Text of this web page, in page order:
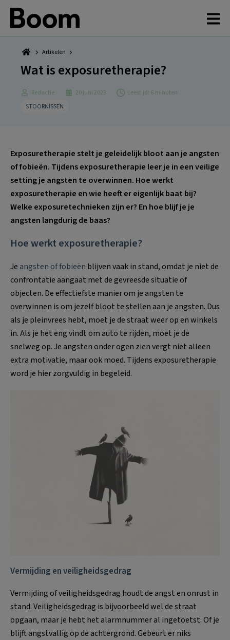
Spring
naar
hoofdnavigatie
Door
naar
hoofd
Spring
naar
eerste
sidebar
Spring
naar
voettekst
Artikelen
Wat is exposuretherapie?
Redactie 20 juni 2023
Leestijd: 6 minuten
STOORNISSEN
Exposuretherapie stelt je geleidelijk bloot aan je angsten
of fobieën. Tijdens exposuretherapie leer je in een veilige
setting je angsten te overwinnen. Hoe werkt
exposuretherapie en wie heeft er eigenlijk baat bij?
Welke exposuretechnieken zijn er? En hoe blijf je je
angsten langdurig de baas?
Hoe werkt exposuretherapie?
Je angsten of fobieën blijven vaak in stand, omdat je niet de
confrontatie aangaat met de gevreesde situatie of
objecten. De effectiefste manier om je angsten te
overwinnen is om jezelf bloot te stellen aan je angsten. Dus
als je pleinvrees hebt, moet je de straat weer op en winkels
in. Als je het eng vindt om auto te rijden, moet je de
snelweg op. Je angsten onder ogen zien vergt niet alleen
extra motivatie, maar ook moed. Tijdens exposuretherapie
word je hier zorgvuldig in begeleid.
Vermijding en veiligheidsgedrag
Vermijding of veiligheidsgedrag houdt de angst en onrust in
stand. Veiligheidsgedrag is bijvoorbeeld wel de straat
opgaan, maar je hebt het alarmnummer al ingetoetst. Of je
blijft angstvallig op de achtergrond. Gebeurt er niks